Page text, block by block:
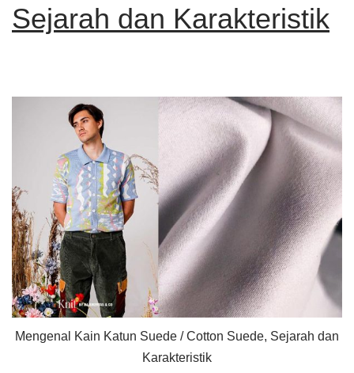
Sejarah dan Karakteristik
Mengenal Kain Katun Suede / Cotton Suede, Sejarah dan
Karakteristik